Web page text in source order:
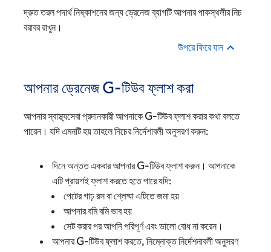
দ্রুত তরল পদার্থ নিষ্কাশনের জন্য ড্রেনেজ ব্যাগটি আপনার পাকস্থলীর নিচ
বরাবর রাখুন।
উপরে ফিরে যান
আপনার ড্রেনেজ G-টিউব ফ্লাশ করা
আপনার স্বাস্থ্যসেবা প্রদানকারী আপনাকে G-টিউব ফ্লাশ করার কথা বলতে
পারেন। যদি এমনটি হয় তাহলে নিচের নির্দেশাবলী অনুসরণ করুন:
দিনে অন্তত একবার আপনার G-টিউব ফ্লাশ করুন। আপনাকে
এটি প্রায়শই ফ্লাশ করতে হতে পারে যদি:
পেটের গাঢ় রস বা শ্লেষ্মা এটিতে জমা হয়
আপনার বমি বমি ভাব হয়
সেট করার পর আপনি পরিপূর্ণ এবং ভালো বোধ না করেন।
আপনার G-টিউব ফ্লাশ করতে, নিম্নোক্ত নির্দেশনাবলী অনুসরণ